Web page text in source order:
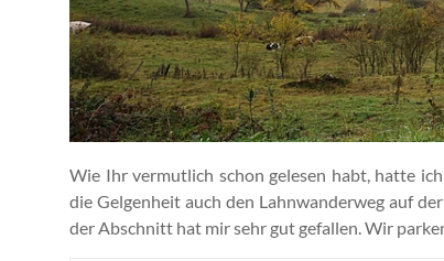
Wie Ihr vermutlich schon gelesen habt, hatte
die Gelgenheit auch den Lahnwanderweg auf
der Abschnitt hat mir sehr gut gefallen. Wir